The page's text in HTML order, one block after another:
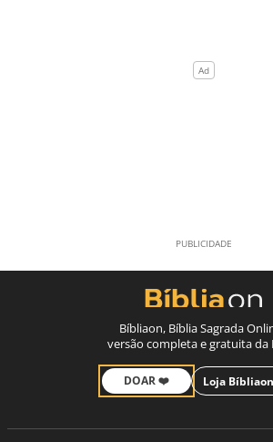
Bíbliaon, Bíblia Sagrada
versão completa e gratuita da
DOAR ❤️ Loja Bíbliaon